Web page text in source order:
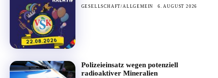
GESELLSCHAFT/ALLGEMEIN 6. AUGUST 2026
Polizeieinsatz wegen potenziell
radioaktiver Mineralien